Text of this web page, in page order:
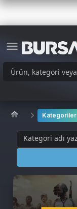
Kategoriler